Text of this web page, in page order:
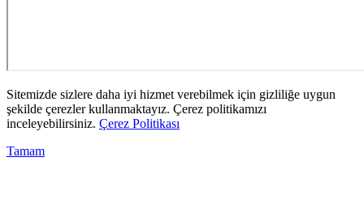
Sitemizde sizlere daha iyi hizmet verebilmek için gizliliğe uygun
şekilde çerezler kullanmaktayız. Çerez politikamızı
inceleyebilirsiniz. Çerez Politikası
Tamam